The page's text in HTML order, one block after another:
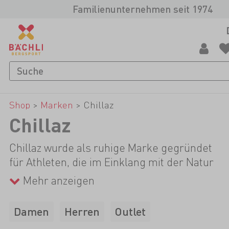
Familienunternehmen seit 1974
Shop > Marken > Chillaz
Chillaz
Chillaz wurde als ruhige Marke gegründet
für Athleten, die im Einklang mit der Natur
ihren Sport ausüben, ohne sich selbst in
den Vordergrund zu stellen. Dabei stehen
die intelligente Stoffauswahl sowie neue
Schnitttechniken im Vordergrund und
Mehr anzeigen
Damen Herren Outlet